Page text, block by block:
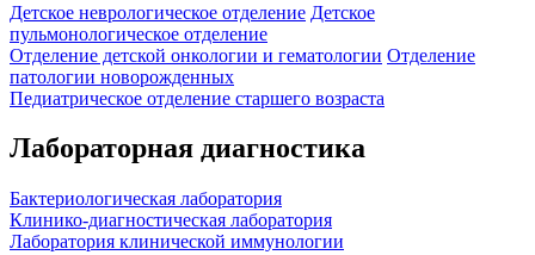
Детское неврологическое отделение Детское
пульмонологическое отделение
Отделение детской онкологии и гематологии Отделение
патологии новорожденных
Педиатрическое отделение старшего возраста
Лабораторная диагностика
Бактериологическая лаборатория
Клинико-диагностическая лаборатория
Лаборатория клинической иммунологии